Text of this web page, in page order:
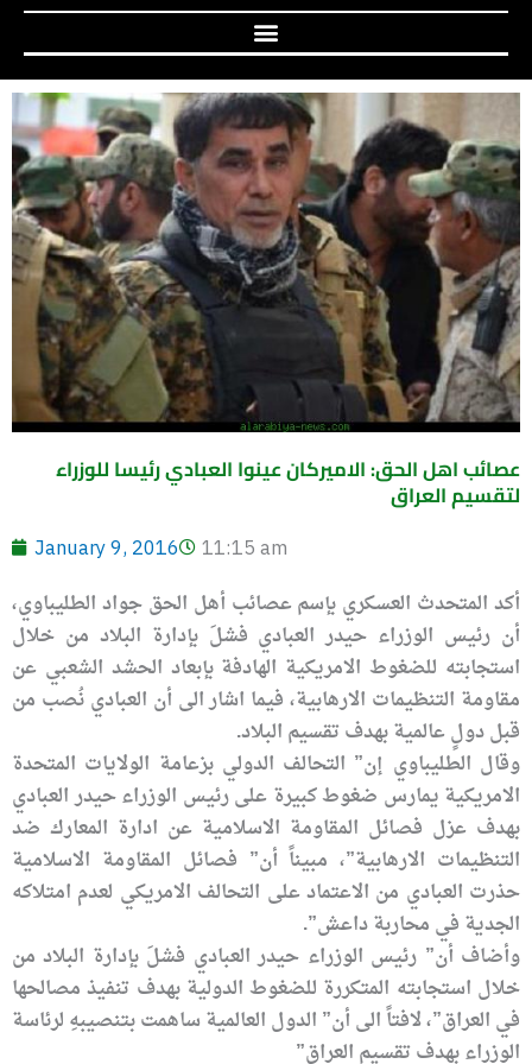
عصائب اهل الحق: الاميركان عينوا العبادي رئيسا للوزراء
لتقسيم العراق
January 9, 2016 11:15 am
أكد المتحدث العسكري بإسم عصائب أهل الحق جواد الطليباوي،
أن رئيس الوزراء حيدر العبادي فشلَ بإدارة البلاد من خلال
استجابته للضغوط الامريكية الهادفة بإبعاد الحشد الشعبي عن
مقاومة التنظيمات الارهابية، فيما اشار الى أن العبادي نُصب من
قبل دولٍ عالمية بهدف تقسيم البلاد.
وقال الطليباوي إن” التحالف الدولي بزعامة الولايات المتحدة
الامريكية يمارس ضغوط كبيرة على رئيس الوزراء حيدر العبادي
بهدف عزل فصائل المقاومة الاسلامية عن ادارة المعارك ضد
التنظيمات الارهابية”، مبيناً أن” فصائل المقاومة الاسلامية
حذرت العبادي من الاعتماد على التحالف الامريكي لعدم امتلاكه
الجدية في محاربة داعش”.
وأضاف أن” رئيس الوزراء حيدر العبادي فشلَ بإدارة البلاد من
خلال استجابته المتكررة للضغوط الدولية بهدف تنفيذ مصالحها
في العراق”، لافتاً الى أن” الدول العالمية ساهمت بتنصيبهِ لرئاسة
الوزراء بهدف تقسيم العراق”